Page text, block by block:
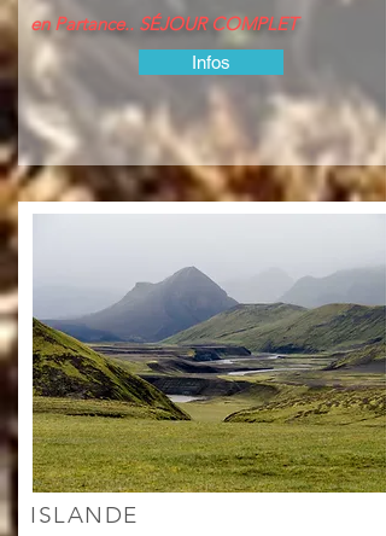
en Partance.. SÉJOUR COMPLET
Infos
ISLANDE